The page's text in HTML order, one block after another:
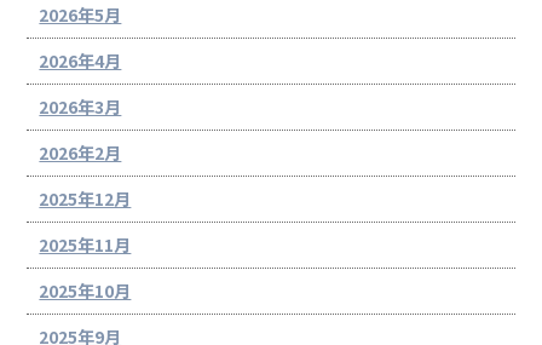
2026年5月
2026年4月
2026年3月
2026年2月
2025年12月
2025年11月
2025年10月
2025年9月